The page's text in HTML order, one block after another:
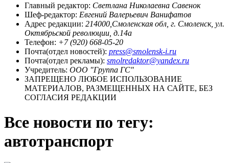
Главный редактор: Светлана Николаевна Савенок
Шеф-редактор: Евгений Валерьевич Ванифатов
Адрес редакции: 214000,Смоленская обл, г. Смоленск, ул.
Октябрьской революции, д.14а
Телефон: +7 (920) 668-05-20
Почта(отдел новостей): press@smolensk-i.ru
Почта(отдел рекламы): smolredaktor@yandex.ru
Учредитель: ООО "Группа ГС"
ЗАПРЕЩЕНО ЛЮБОЕ ИСПОЛЬЗОВАНИЕ
МАТЕРИАЛОВ, РАЗМЕЩЕННЫХ НА САЙТЕ, БЕЗ
СОГЛАСИЯ РЕДАКЦИИ
Все новости по тегу:
автотранспорт